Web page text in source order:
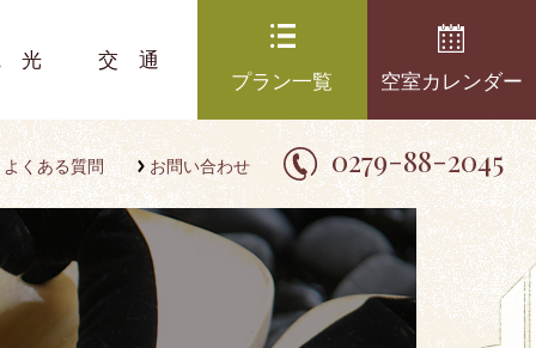
光
交通
プラン一覧
空室カレンダー
よくある質問 お問い合わせ 0279-88-2045